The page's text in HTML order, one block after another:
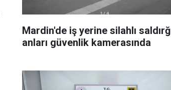
Mardin'de iş yerine silahlı saldırğ
anları güvenlik kamerasında